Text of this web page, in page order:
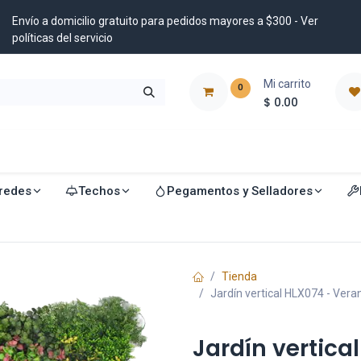
Envío a domicilio gratuito para pedidos mayores a $300 - Ver
políticas del servicio
0 Mi carrito
$ 0.00
Techos Pegamentos y Selladores
Tienda
Jardín vertical HLX074 -
Jardín vertical